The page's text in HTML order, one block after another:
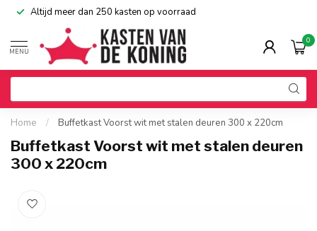
Altijd meer dan 250 kasten op voorraad
MENU
0
Home / Buffetkast Voorst wit met stalen deuren 300 x 220cm
Buffetkast Voorst wit met stalen deuren
300 x 220cm